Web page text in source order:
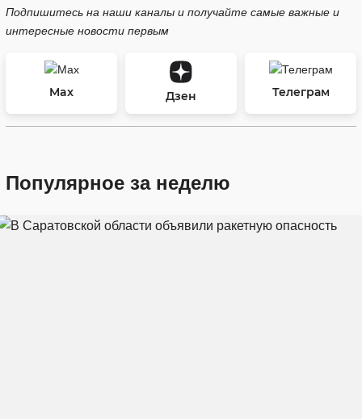
Подпишитесь на наши каналы и получайте самые важные и
интересные новости первым
Max Дзен Телеграм
Популярное за неделю